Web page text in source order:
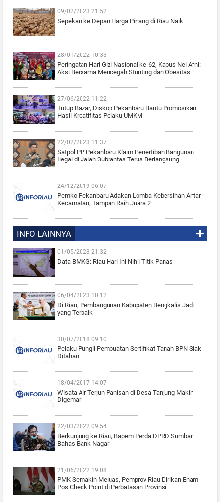
09/02/2023 21:52
Sepekan ke Depan Harga Pinang di Riau Naik
28/01/2022 10:33
Peringatan Hari Gizi Nasional ke-62, Kapus Nel Afni:
Aksi Bersama Mencegah Stunting dan Obesitas
27/06/2022 11:22
Tutup Bazar, Diskop Pekanbaru Bantu Promosikan
Hasil Kreatifitas Pelaku UMKM
22/02/2023 11:37
Satpol PP Pekanbaru Klaim Penertiban Bangunan
Ilegal di Jalan Subrantas Terus Berlangsung
24/12/2019 06:07
Pemko Pekanbaru Adakan Lomba Kebersihan Antar
Kecamatan, Tampan Raih Juara 2
INFO LAINNYA
01/05/2023 21:32
Data BMKG: Riau Hari Ini Nihil Titik Panas
06/04/2023 10:12
Di Riau, Pembangunan Kabupaten Bengkalis Jadi
yang Terbaik
30/07/2018 09:10
Pelaku Pungli Pembuatan Sertifikat Tanah BPN Siak
Ditahan
18/04/2017 14:07
Wisata Air Terjun Panisan di Desa Tanjung Makin
Digemari
22/03/2022 09:54
Berkunjung ke Riau, Bapem Perda DPRD Sumbar
Bahas Bank Nagari
21/06/2022 19:08
PMK Semakin Meluas, Pemprov Riau Dirikan Enam
Pos Check Point di Perbatasan Provinsi